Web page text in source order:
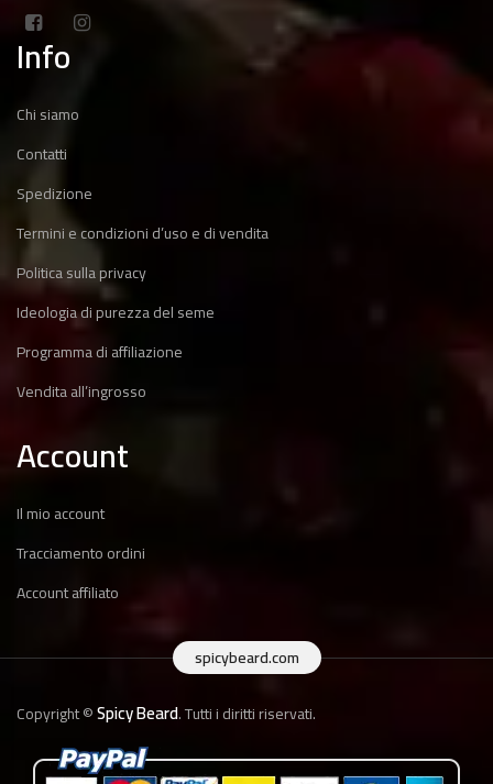
Info
Chi siamo
Contatti
Spedizione
Termini e condizioni d’uso e di vendita
Politica sulla privacy
Ideologia di purezza del seme
Programma di affiliazione
Vendita all’ingrosso
Account
Il mio account
Tracciamento ordini
Account affiliato
spicybeard.com
Copyright ©Spicy Beard. Tutti i diritti riservati.